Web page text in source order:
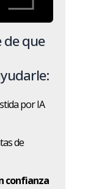
de que
por IA
de
confianza